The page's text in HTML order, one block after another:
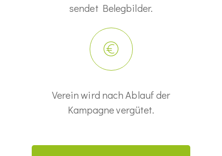
sendet Belegbilder.
Verein wird nach Ablauf der
Kampagne vergütet.